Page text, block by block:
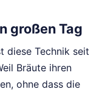
großen Tag
diese Technik seit
Bräute ihren
ohne dass die